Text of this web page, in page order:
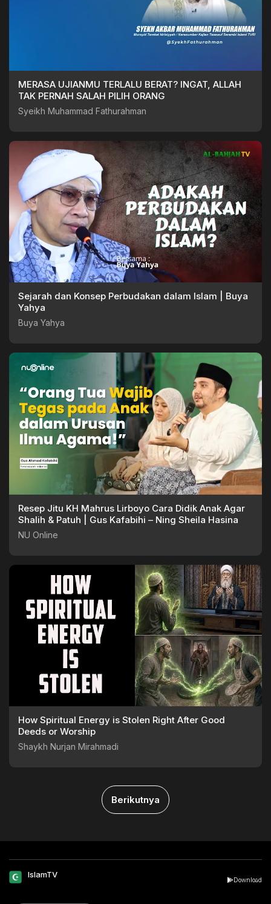
MERASA UJIANMU TERLALU BERAT? INGAT, ALLAH
TAK PERNAH SALAH PILIH ORANG
Syeikh Muhammad Fathurahman
Sejarah dan Konsep Perbudakan dalam Islam | Buya
Yahya
Buya Yahya
Resep Jitu KH Mahrus Lirboyo Cara Didik Anak Agar
Shalih & Patuh | Gus Kafabihi – Ning Sheila Hasina
NU Online
How Spiritual Energy is Stolen Right After Good
Deeds or Worship
Shaykh Nurjan Mirahmadi
Berikutnya
IslamTV
Download